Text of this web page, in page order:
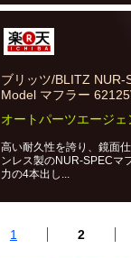
ブリッツ/BLITZ NUR-
Model マフラー
オートパーツエージ
高い耐久性を誇り、鏡面
ンレス製のNUR-SPECマ
力の4本出し...
1 2